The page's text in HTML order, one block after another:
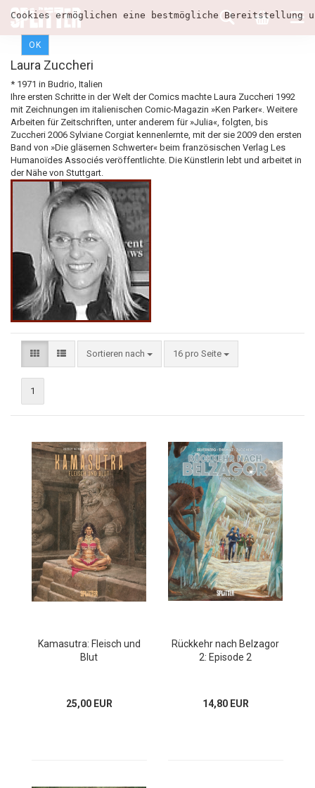
Cookies ermöglichen eine bestmögliche
OK
Laura Zuccheri
* 1971 in Budrio, Italien
Ihre ersten Schritte in der Welt der Comics machte Laura Zuccheri 1992
mit Zeichnungen im italienischen Comic-Magazin »Ken Parker«. Weitere
Arbeiten für Zeitschriften, unter anderem für »Julia«, folgten, bis
Zuccheri 2006 Sylviane Corgiat kennenlernte, mit der sie 2009 den ersten
Band von »Die gläsernen Schwerter« beim französischen Verlag Les
Humanoïdes Associés veröffentlichte. Die Künstlerin lebt und arbeitet in
der Nähe von Stuttgart.
Sortieren nach 16 pro Seite
1
Kamasutra: Fleisch und
Blut
25,00 EUR
Rückkehr nach Belzagor
2: Episode 2
14,80 EUR